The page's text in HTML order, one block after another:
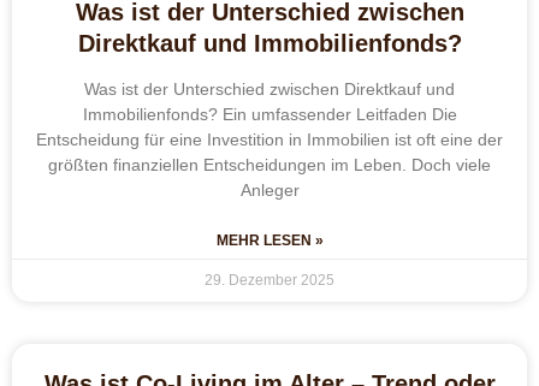
Was ist der Unterschied zwischen
Direktkauf und Immobilienfonds?
Was ist der Unterschied zwischen Direktkauf und
Immobilienfonds? Ein umfassender Leitfaden Die
Entscheidung für eine Investition in Immobilien ist oft eine der
größten finanziellen Entscheidungen im Leben. Doch viele
Anleger
MEHR LESEN »
29. Dezember 2025